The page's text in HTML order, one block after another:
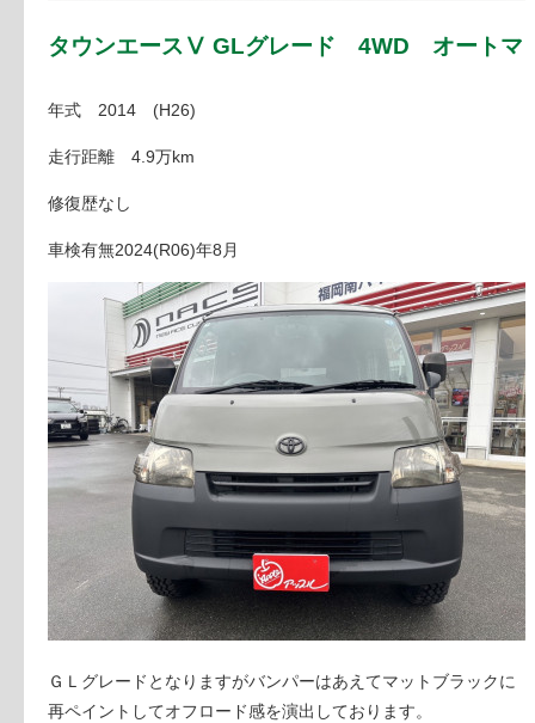
タウンエースⅤ GLグレード 4WD オートマ
年式 2014 (H26)
走行距離 4.9万km
修復歴なし
車検有無2024(R06)年8月
ＧＬグレードとなりますがバンパーはあえてマットブラックに
再ペイントしてオフロード感を演出しております。